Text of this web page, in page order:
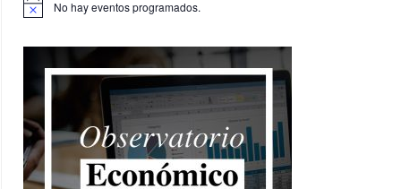
Aviso No hay eventos programados.